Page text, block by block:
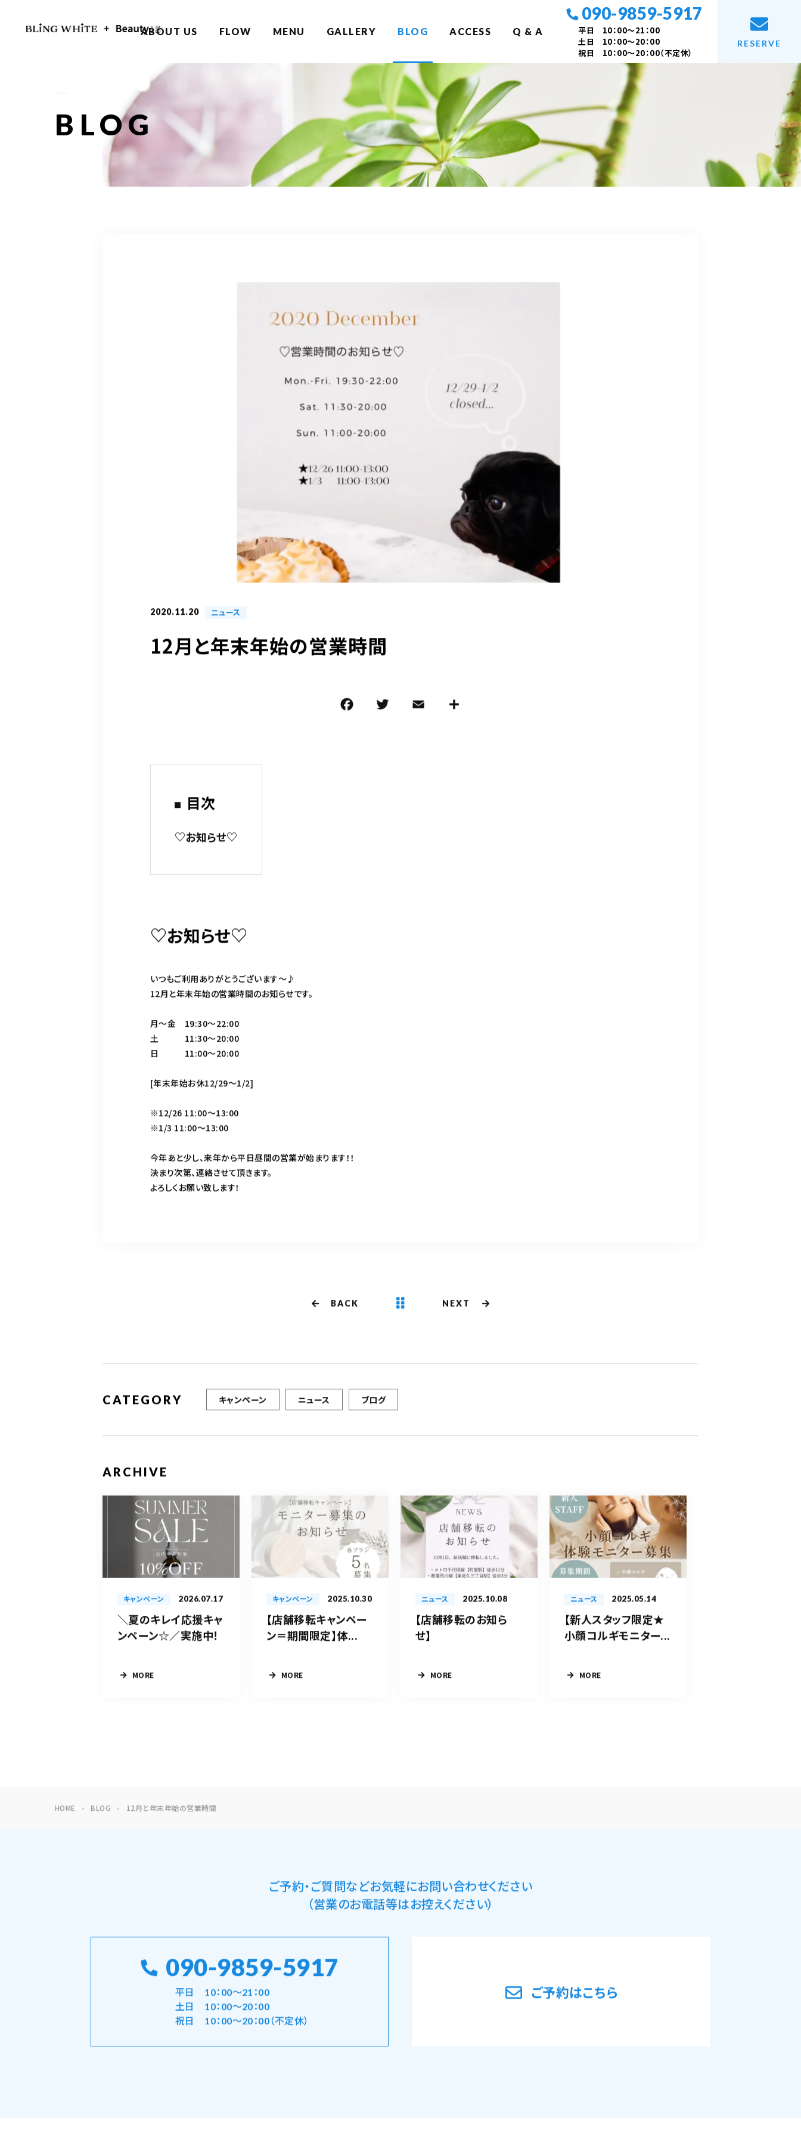
ABOUT US FLOW MENU GALLERY BLOG ACCESS Q & A
090-9859-5917
平日 10：00～21：00
土日 10：00～20：00
祝日 10：00～20：00（不定休）
RESERVE
BLOG
2020.11.20 ニュース
12月と年末年始の営業時間
目次
♡お知らせ♡
♡お知らせ♡
いつもご利用ありがとうございます〜♪
12月と年末年始の営業時間のお知らせです。
月〜金 19:30〜22:00
土 11:30〜20:00
日 11:00〜20:00
[年末年始お休12/29〜1/2]
※12/26 11:00〜13:00
※1/3 11:00〜13:00
今年あと少し、来年から平日昼間の営業が始まります！！
決まり次第、連絡させて頂きます。
よろしくお願い致します！
BACK NEXT
CATEGORY キャンペーン ニュース ブログ
ARCHIVE
キャンペーン 2026.07.17
＼夏のキレイ応援キャ
ンペーン☆／実施中！
MORE
キャンペーン 2025.10.30
【店舗移転キャンペー
ン＝期間限定】体...
MORE
ニュース 2025.10.08
【店舗移転のお知ら
せ】
MORE
ニュース 2025.05.14
【新人スタッフ限定★
小顔コルギモニター...
MORE
HOME BLOG 12月と年末年始の営業時間
ご予約・ご質問などお気軽にお問い合わせください
（営業のお電話等はお控えください）
090-9859-5917
平日 10：00～21：00
土日 10：00～20：00
祝日 10：00～20：00（不定休）
ご予約はこちら